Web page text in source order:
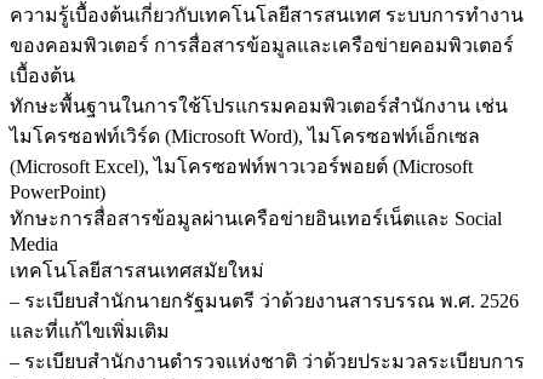
ความรู้เบื้องต้นเกี่ยวกับเทคโนโลยีสารสนเทศ ระบบการทำงาน
ของคอมพิวเตอร์ การสื่อสารข้อมูลและเครือข่ายคอมพิวเตอร์
เบื้องต้น
ทักษะพื้นฐานในการใช้โปรแกรมคอมพิวเตอร์สำนักงาน เช่น
ไมโครซอฟท์เวิร์ด (Microsoft Word), ไมโครซอฟท์เอ็กเซล
(Microsoft Excel), ไมโครซอฟท์พาวเวอร์พอยต์ (Microsoft
PowerPoint)
ทักษะการสื่อสารข้อมูลผ่านเครือข่ายอินเทอร์เน็ตและ Social
Media
เทคโนโลยีสารสนเทศสมัยใหม่
– ระเบียบสำนักนายกรัฐมนตรี ว่าด้วยงานสารบรรณ พ.ศ. 2526
และที่แก้ไขเพิ่มเติม
– ระเบียบสำนักงานตำรวจแห่งชาติ ว่าด้วยประมวลระเบียบการ